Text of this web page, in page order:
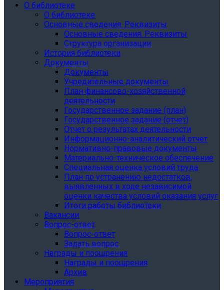
О библиотеке
О библиотеке
Основные сведения. Реквизиты
Основные сведения. Реквизиты
Структура организации
История библиотеки
Документы
Документы
Учредительные документы
План финансово-хозяйственной
деятельности
Государственное задание (план)
Государственное задание (отчет)
Отчет о результатах деятельности
Информационно-аналитический отчет
Нормативно-правовые документы
Материально-техническое обеспечение
Специальная оценка условий труда
План по устранению недостатков,
выявленных в ходе независимой
оценки качества условий оказания услуг
Итоги работы библиотеки
Вакансии
Вопрос-ответ
Вопрос-ответ
Задать вопрос
Награды и поощрения
Награды и поощрения
Архив
Мероприятия